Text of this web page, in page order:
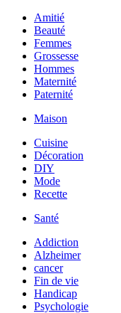
Amitié
Beauté
Femmes
Grossesse
Hommes
Maternité
Paternité
Maison
Cuisine
Décoration
DIY
Mode
Recette
Santé
Addiction
Alzheimer
cancer
Fin de vie
Handicap
Psychologie